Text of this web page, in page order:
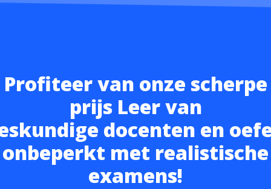
Profiteer van onze scherpe
prijs Leer van
docenten en
onbeperkt met realistische
examens!